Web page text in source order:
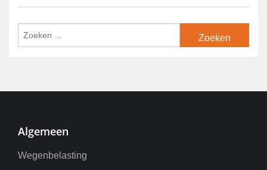
Algemeen
Wegenbelasting